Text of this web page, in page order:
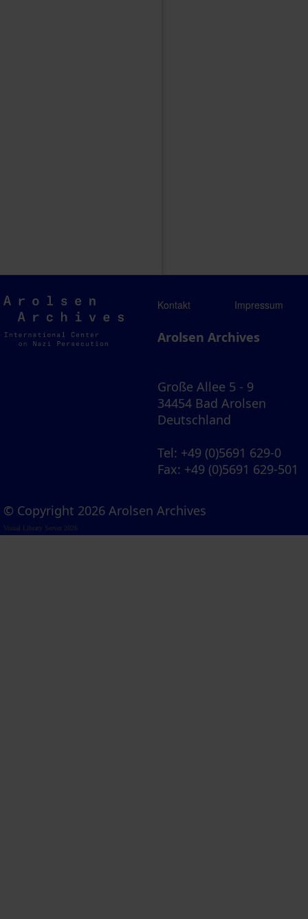
Arolsen
Archives
Kontakt Impressum
Arolsen Archives
Große Allee 5 - 9
34454 Bad Arolsen
Deutschland
Tel: +49 (0)5691 629-0
Fax: +49 (0)5691 629-501
© Copyright 2026 Arolsen Archives
Visual Library Server 2026